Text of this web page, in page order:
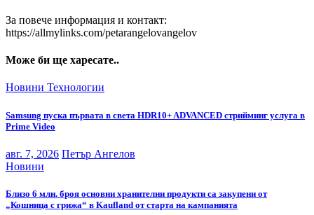
За повече информация и контакт:
https://allmylinks.com/petarangelovangelov
Може би ще харесате..
Новини Технологии
Samsung пуска първата в света HDR10+ ADVANCED стрийминг услуга в
Prime Video
авг. 7, 2026 Петър Ангелов
Новини
Близо 6 млн. броя основни хранителни продукти са закупени от
„Кошница с грижа“ в Kaufland от старта на кампанията